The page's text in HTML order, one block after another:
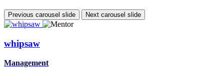
Previous carousel slide Next carousel slide
whipsaw
Management